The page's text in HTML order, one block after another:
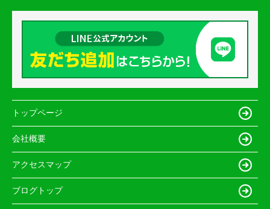
トップページ
会社概要
アクセスマップ
ブログトップ